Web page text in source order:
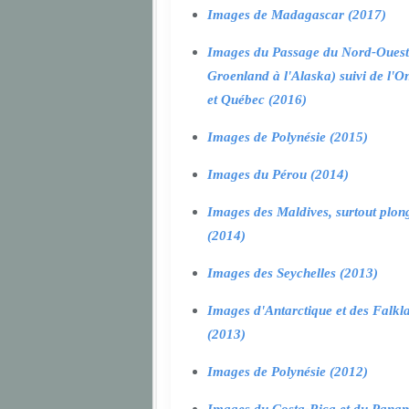
Images de Madagascar (2017)
Images du Passage du Nord-
Groenland à l'Alaska) suivi de
et Québec (2016)
Images de Polynésie (2015)
Images du Pérou (2014)
Images des Maldives, surtout
(2014)
Images des Seychelles (2013)
Images d'Antarctique et des
(2013)
Images de Polynésie (2012)